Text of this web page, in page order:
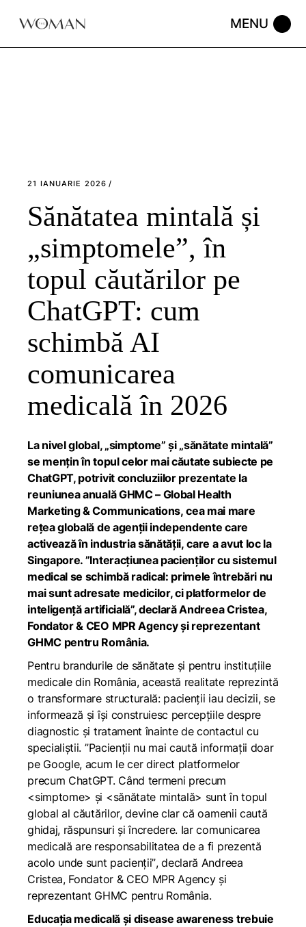
21 IANUARIE 2026
Sănătatea mintală și
„simptomele”, în
topul căutărilor pe
ChatGPT: cum
schimbă AI
comunicarea
medicală în 2026
La nivel global, „simptome” și „sănătate mintală”
se mențin în topul celor mai căutate subiecte pe
ChatGPT, potrivit concluziilor prezentate la
reuniunea anuală GHMC – Global Health
Marketing & Communications, cea mai mare
rețea globală de agenții independente care
activează în industria sănătății, care a avut loc la
Singapore. ”Interacțiunea pacienților cu sistemul
medical se schimbă radical: primele întrebări nu
mai sunt adresate medicilor, ci platformelor de
inteligență artificială”, declară Andreea Cristea,
Fondator & CEO MPR Agency și reprezentant
GHMC pentru România.
Pentru brandurile de sănătate și pentru instituțiile
medicale din România, această realitate reprezintă
o transformare structurală: pacienții iau decizii, se
informează și își construiesc percepțiile despre
diagnostic și tratament înainte de contactul cu
specialiștii. ”Pacienții nu mai caută informații doar
pe Google, acum le cer direct platformelor
precum ChatGPT. Când termeni precum
<simptome> și <sănătate mintală> sunt în topul
global al căutărilor, devine clar că oamenii caută
ghidaj, răspunsuri și încredere. Iar comunicarea
medicală are responsabilitatea de a fi prezentă
acolo unde sunt pacienții”, declară Andreea
Cristea, Fondator & CEO MPR Agency și
reprezentant GHMC pentru România.
Educația medicală și disease awareness trebuie